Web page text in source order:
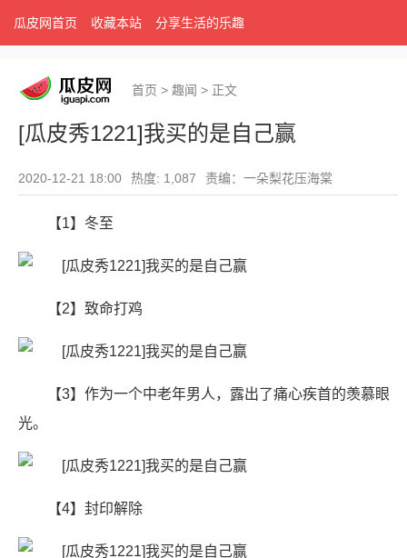
瓜皮网首页 收藏本站 分享生活的乐趣
首页 > 趣闻 > 正文
[瓜皮秀1221]我买的是自己赢
2020-12-21 18:00 热度: 1,087 责编：一朵梨花压海棠
【1】冬至
【2】致命打鸡
【3】作为一个中老年男人，露出了痛心疾首的羡慕眼
光。
【4】封印解除